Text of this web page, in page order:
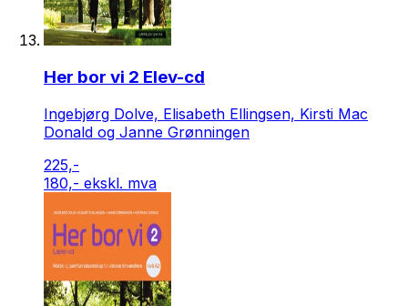
Her bor vi 2 Elev-cd
Ingebjørg Dolve, Elisabeth Ellingsen, Kirsti Mac
Donald og Janne Grønningen
225,-
180,- ekskl. mva